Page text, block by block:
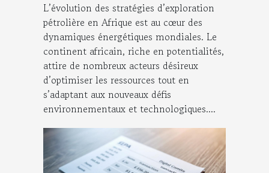
L’évolution des stratégies d’exploration
pétrolière en Afrique est au cœur des
dynamiques énergétiques mondiales. Le
continent africain, riche en potentialités,
attire de nombreux acteurs désireux
d’optimiser les ressources tout en
s’adaptant aux nouveaux défis
environnementaux et technologiques....